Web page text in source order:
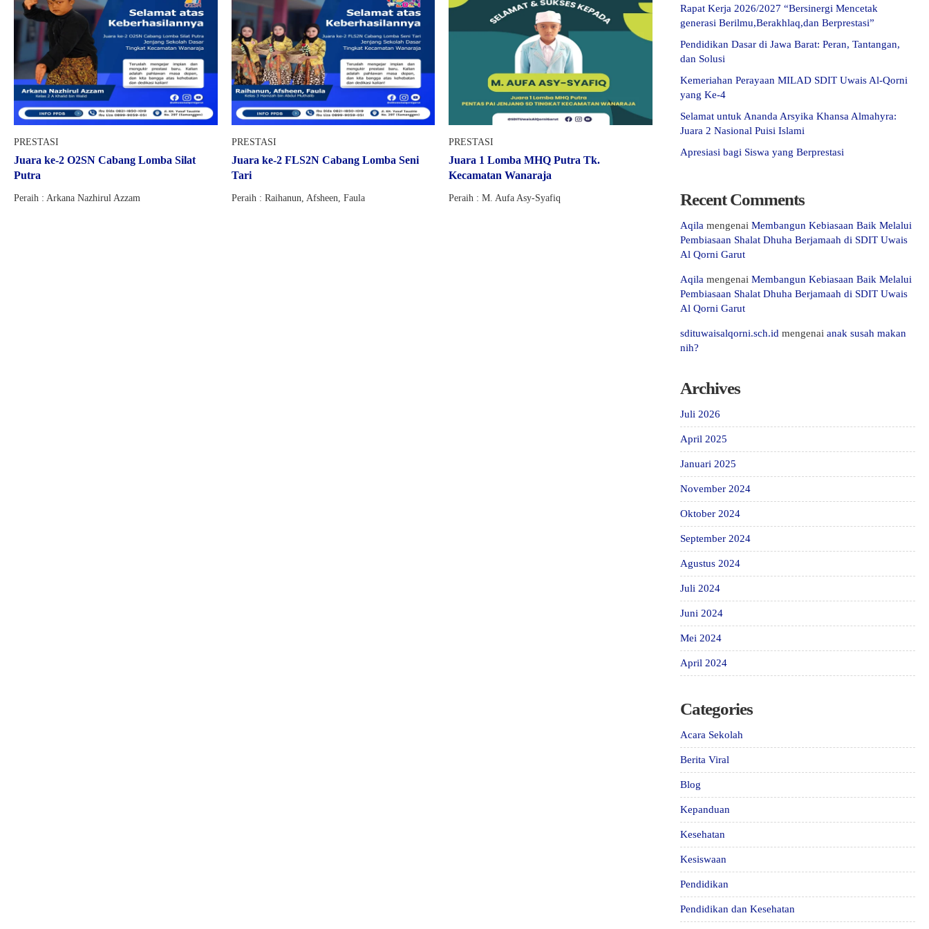
PRESTASI
Juara ke-2 O2SN Cabang Lomba Silat
Putra
Peraih : Arkana Nazhirul Azzam
PRESTASI
Juara ke-2 FLS2N Cabang Lomba Seni
Tari
Peraih : Raihanun, Afsheen, Faula
PRESTASI
Juara 1 Lomba MHQ Putra Tk.
Kecamatan Wanaraja
Peraih : M. Aufa Asy-Syafiq
Rapat Kerja 2026/2027 “Bersinergi Mencetak
generasi Berilmu,Berakhlaq,dan Berprestasi”
Pendidikan Dasar di Jawa Barat: Peran, Tantangan,
dan Solusi
Kemeriahan Perayaan MILAD SDIT Uwais Al-Qorni
yang Ke-4
Selamat untuk Ananda Arsyika Khansa Almahyra:
Juara 2 Nasional Puisi Islami
Apresiasi bagi Siswa yang Berprestasi
Recent Comments
Aqila mengenai Membangun Kebiasaan Baik Melalui
Pembiasaan Shalat Dhuha Berjamaah di SDIT Uwais
Al Qorni Garut
Aqila mengenai Membangun Kebiasaan Baik Melalui
Pembiasaan Shalat Dhuha Berjamaah di SDIT Uwais
Al Qorni Garut
sdituwaisalqorni.sch.id mengenai anak susah makan
nih?
Archives
Juli 2026
April 2025
Januari 2025
November 2024
Oktober 2024
September 2024
Agustus 2024
Juli 2024
Juni 2024
Mei 2024
April 2024
Categories
Acara Sekolah
Berita Viral
Blog
Kepanduan
Kesehatan
Kesiswaan
Pendidikan
Pendidikan dan Kesehatan